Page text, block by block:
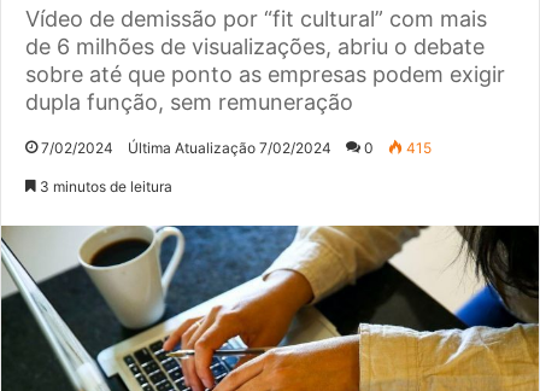
Vídeo de demissão por “fit cultural” com mais
de 6 milhões de visualizações, abriu o debate
sobre até que ponto as empresas podem exigir
dupla função, sem remuneração
7/02/2024 Última Atualização 7/02/2024 0 415
3 minutos de leitura